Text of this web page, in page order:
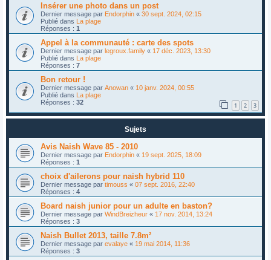
Insérer une photo dans un post
Dernier message par Endorphin « 30 sept. 2024, 02:15
Publié dans La plage
Réponses : 1
Appel à la communauté : carte des spots
Dernier message par legroux.family « 17 déc. 2023, 13:30
Publié dans La plage
Réponses : 7
Bon retour !
Dernier message par Anowan « 10 janv. 2024, 00:55
Publié dans La plage
Réponses : 32 1 2 3
Sujets
Avis Naish Wave 85 - 2010
Dernier message par Endorphin « 19 sept. 2025, 18:09
Réponses : 1
choix d'ailerons pour naish hybrid 110
Dernier message par timouss « 07 sept. 2016, 22:40
Réponses : 4
Board naish junior pour un adulte en baston?
Dernier message par WindBreizheur « 17 nov. 2014, 13:24
Réponses : 3
Naish Bullet 2013, taille 7.8m²
Dernier message par evalaye « 19 mai 2014, 11:36
Réponses : 3